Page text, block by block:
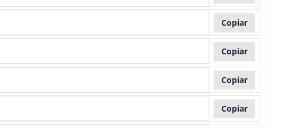
Copiar
Copiar
Copiar
Copiar